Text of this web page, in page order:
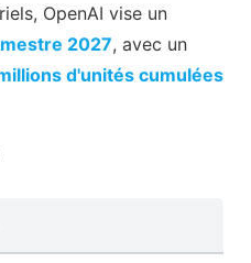
OpenAI vise un
2027, avec un
d'unités cumulées